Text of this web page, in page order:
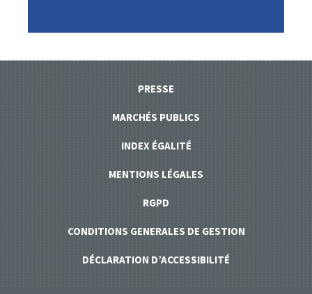
PRESSE
MARCHÉS PUBLICS
INDEX ÉGALITÉ
MENTIONS LÉGALES
RGPD
CONDITIONS GENERALES DE GESTION
DÉCLARATION D’ACCESSIBILITÉ